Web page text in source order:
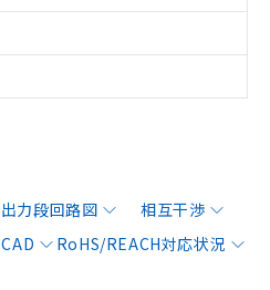
出力段回路図
相互干渉
CAD
RoHS/REACH対応状況